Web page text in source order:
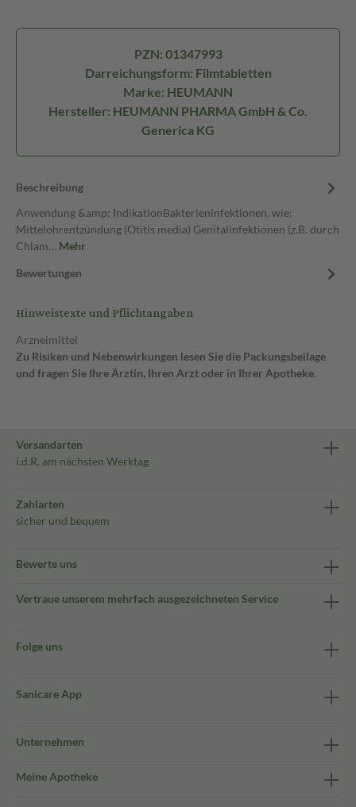
PZN: 01347993
Darreichungsform: Filmtabletten
Marke: HEUMANN
Hersteller: HEUMANN PHARMA GmbH & Co.
Generica KG
Beschreibung
Anwendung &amp; IndikationBakterieninfektionen, wie:
Mittelohrentzündung (Otitis media) Genitalinfektionen (z.B. durch
Chlam… Mehr
Bewertungen
Hinweistexte und Pflichtangaben
Arzneimittel
Zu Risiken und Nebenwirkungen lesen Sie die Packungsbeilage
und fragen Sie Ihre Ärztin, Ihren Arzt oder in Ihrer Apotheke.
Versandarten
i.d.R. am nächsten Werktag
Zahlarten
sicher und bequem
Bewerte uns
Vertraue unserem mehrfach ausgezeichneten Service
Folge uns
Sanicare App
Unternehmen
Meine Apotheke